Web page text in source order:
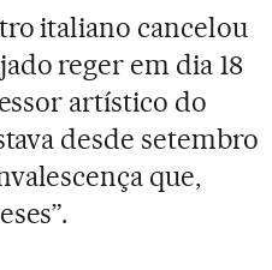
italiano cancelou
reger em dia 18
artístico do
desde setembro
que,